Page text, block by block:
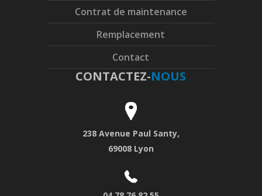
Contrat de maintenance
Remplacement
Contact
CONTACTEZ-NOUS
238 Avenue Paul Santy,
69008 Lyon